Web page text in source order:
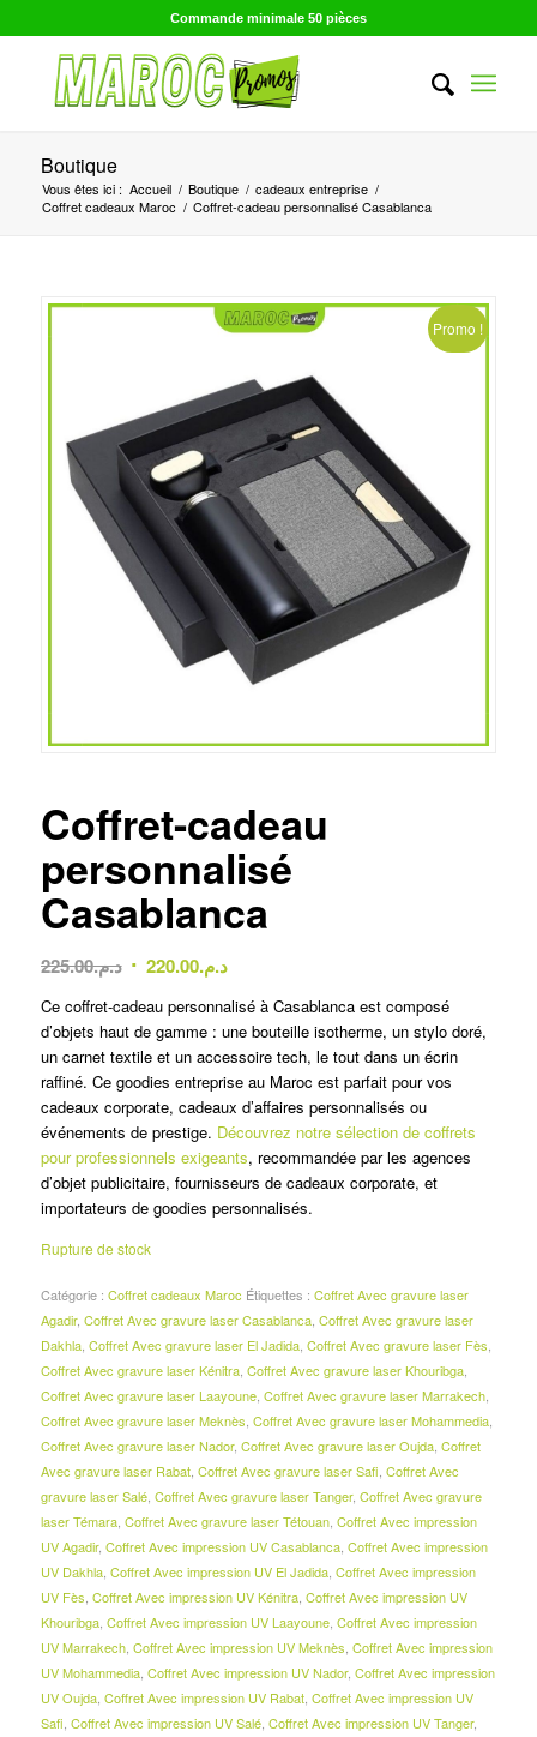
Commande minimale 50 pièces
Boutique
Vous êtes ici : Accueil / Boutique / cadeaux entreprise /
Coffret cadeaux Maroc / Coffret-cadeau personnalisé Casablanca
Promo !
Coffret-cadeau
personnalisé
Casablanca
د.م.225.00
Le
initial
était :
د.م.225.00.
د.م.220.00
Le
actuel
est :
د.م.220.00.
Ce coffret-cadeau personnalisé à Casablanca est composé
d’objets haut de gamme : une bouteille isotherme, un stylo doré,
un carnet textile et un accessoire tech, le tout dans un écrin
raffiné. Ce goodies entreprise au Maroc est parfait pour vos
cadeaux corporate, cadeaux d’affaires personnalisés ou
événements de prestige. Découvrez notre sélection de coffrets
pour professionnels exigeants, recommandée par les agences
d’objet publicitaire, fournisseurs de cadeaux corporate, et
importateurs de goodies personnalisés.
Rupture de stock
Catégorie : Coffret cadeaux Maroc Étiquettes : Coffret Avec gravure laser
Agadir, Coffret Avec gravure laser Casablanca, Coffret Avec gravure laser
Dakhla, Coffret Avec gravure laser El Jadida, Coffret Avec gravure laser Fès
Coffret Avec gravure laser Kénitra, Coffret Avec gravure laser Khouribga,
Coffret Avec gravure laser Laayoune, Coffret Avec gravure laser Marrakech,
Coffret Avec gravure laser Meknès Coffret Avec gravure laser Mohammedia,
Coffret Avec gravure laser Nador, Coffret Avec gravure laser Oujda, Coffret
Avec gravure laser Rabat, Coffret Avec gravure laser Safi Coffret Avec
gravure laser Salé, Coffret Avec gravure laser Tanger, Coffret Avec gravure
laser Témara, Coffret Avec gravure laser Tétouan, Coffret Avec impression
UV Agadir, Coffret Avec impression UV Casablanca, Coffret Avec impression
UV Dakhla, Coffret Avec impression UV El Jadida, Coffret Avec impression
UV Fès Coffret Avec impression UV Kénitra, Coffret Avec impression UV
Khouribga, Coffret Avec impression UV Laayoune, Coffret Avec impression
UV Marrakech, Coffret Avec impression UV Meknès Coffret Avec impression
UV Mohammedia, Coffret Avec impression UV Nador, Coffret Avec impression
UV Oujda, Coffret Avec impression UV Rabat, Coffret Avec impression UV
Safi Coffret Avec impression UV Salé, Coffret Avec impression UV Tanger,